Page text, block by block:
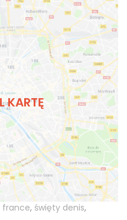
KARTĘ
france, święty denis,